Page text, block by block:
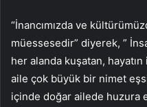
“İnancımızda ve
müessesedir” diyerek, ”
her alanda kuşatan, hayatın
aile çok büyük bir nimet
içinde doğar ailede huzura